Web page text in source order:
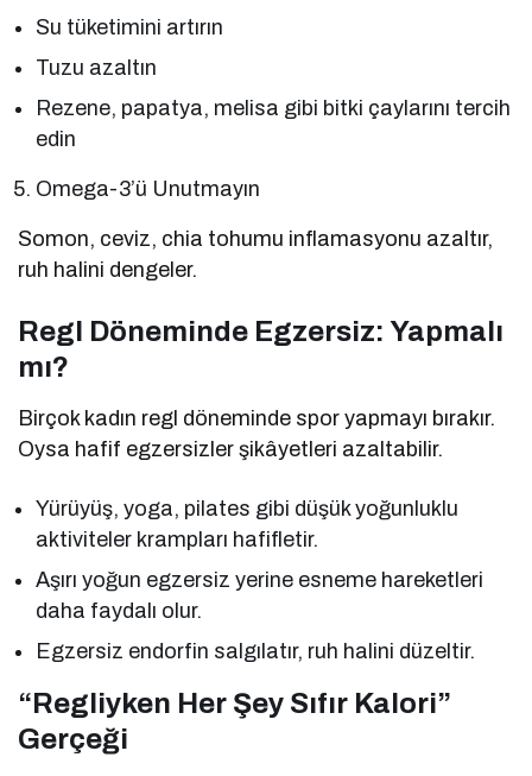
Su tüketimini artırın
Tuzu azaltın
Rezene, papatya, melisa gibi bitki çaylarını tercih
edin
Omega-3’ü Unutmayın
Somon, ceviz, chia tohumu inflamasyonu azaltır,
ruh halini dengeler.
Regl Döneminde Egzersiz: Yapmalı
mı?
Birçok kadın regl döneminde spor yapmayı bırakır.
Oysa hafif egzersizler şikâyetleri azaltabilir.
Yürüyüş, yoga, pilates gibi düşük yoğunluklu
aktiviteler krampları hafifletir.
Aşırı yoğun egzersiz yerine esneme hareketleri
daha faydalı olur.
Egzersiz endorfin salgılatır, ruh halini düzeltir.
“Regliyken Her Şey Sıfır Kalori”
Gerçeği